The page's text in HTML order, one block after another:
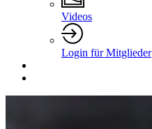
Videos
Login für Mitglieder